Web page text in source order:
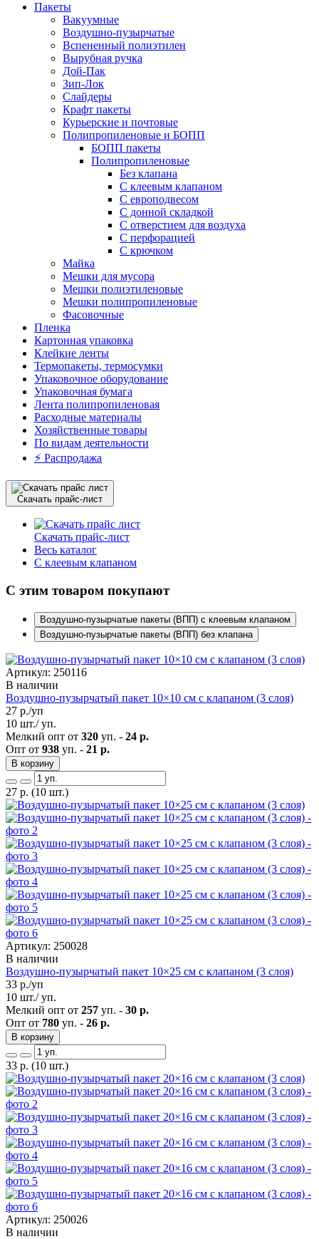
Пакеты
Вакуумные
Воздушно-пузырчатые
Вспененный полиэтилен
Вырубная ручка
Дой-Пак
Зип-Лок
Слайдеры
Крафт пакеты
Курьерские и почтовые
Полипропиленовые и БОПП
БОПП пакеты
Полипропиленовые
Без клапана
C клеевым клапаном
С европодвесом
С донной складкой
С отверстием для воздуха
С перфорацией
С крючком
Майка
Мешки для мусора
Мешки полиэтиленовые
Мешки полипропиленовые
Фасовочные
Пленка
Картонная упаковка
Клейкие ленты
Термопакеты, термосумки
Упаковочное оборудование
Упаковочная бумага
Лента полипропиленовая
Расходные материалы
Хозяйственные товары
По видам деятельности
⚡️ Распродажа
Скачать прайс-лист
Скачать прайс-лист
Весь каталог
C клеевым клапаном
С этим товаром покупают
Воздушно-пузырчатые пакеты (ВПП) с клеевым клапаном
Воздушно-пузырчатые пакеты (ВПП) без клапана
Артикул: 250116
В наличии
Воздушно-пузырчатый пакет 10×10 см с клапаном (3 слоя)
27 р./уп
10 шт./ уп.
Мелкий опт от 320 уп. - 24 р.
Опт от 938 уп. - 21 р.
В корзину
27 р. (10 шт.)
Артикул: 250028
В наличии
Воздушно-пузырчатый пакет 10×25 см с клапаном (3 слоя)
33 р./уп
10 шт./ уп.
Мелкий опт от 257 уп. - 30 р.
Опт от 780 уп. - 26 р.
В корзину
33 р. (10 шт.)
Артикул: 250026
В наличии